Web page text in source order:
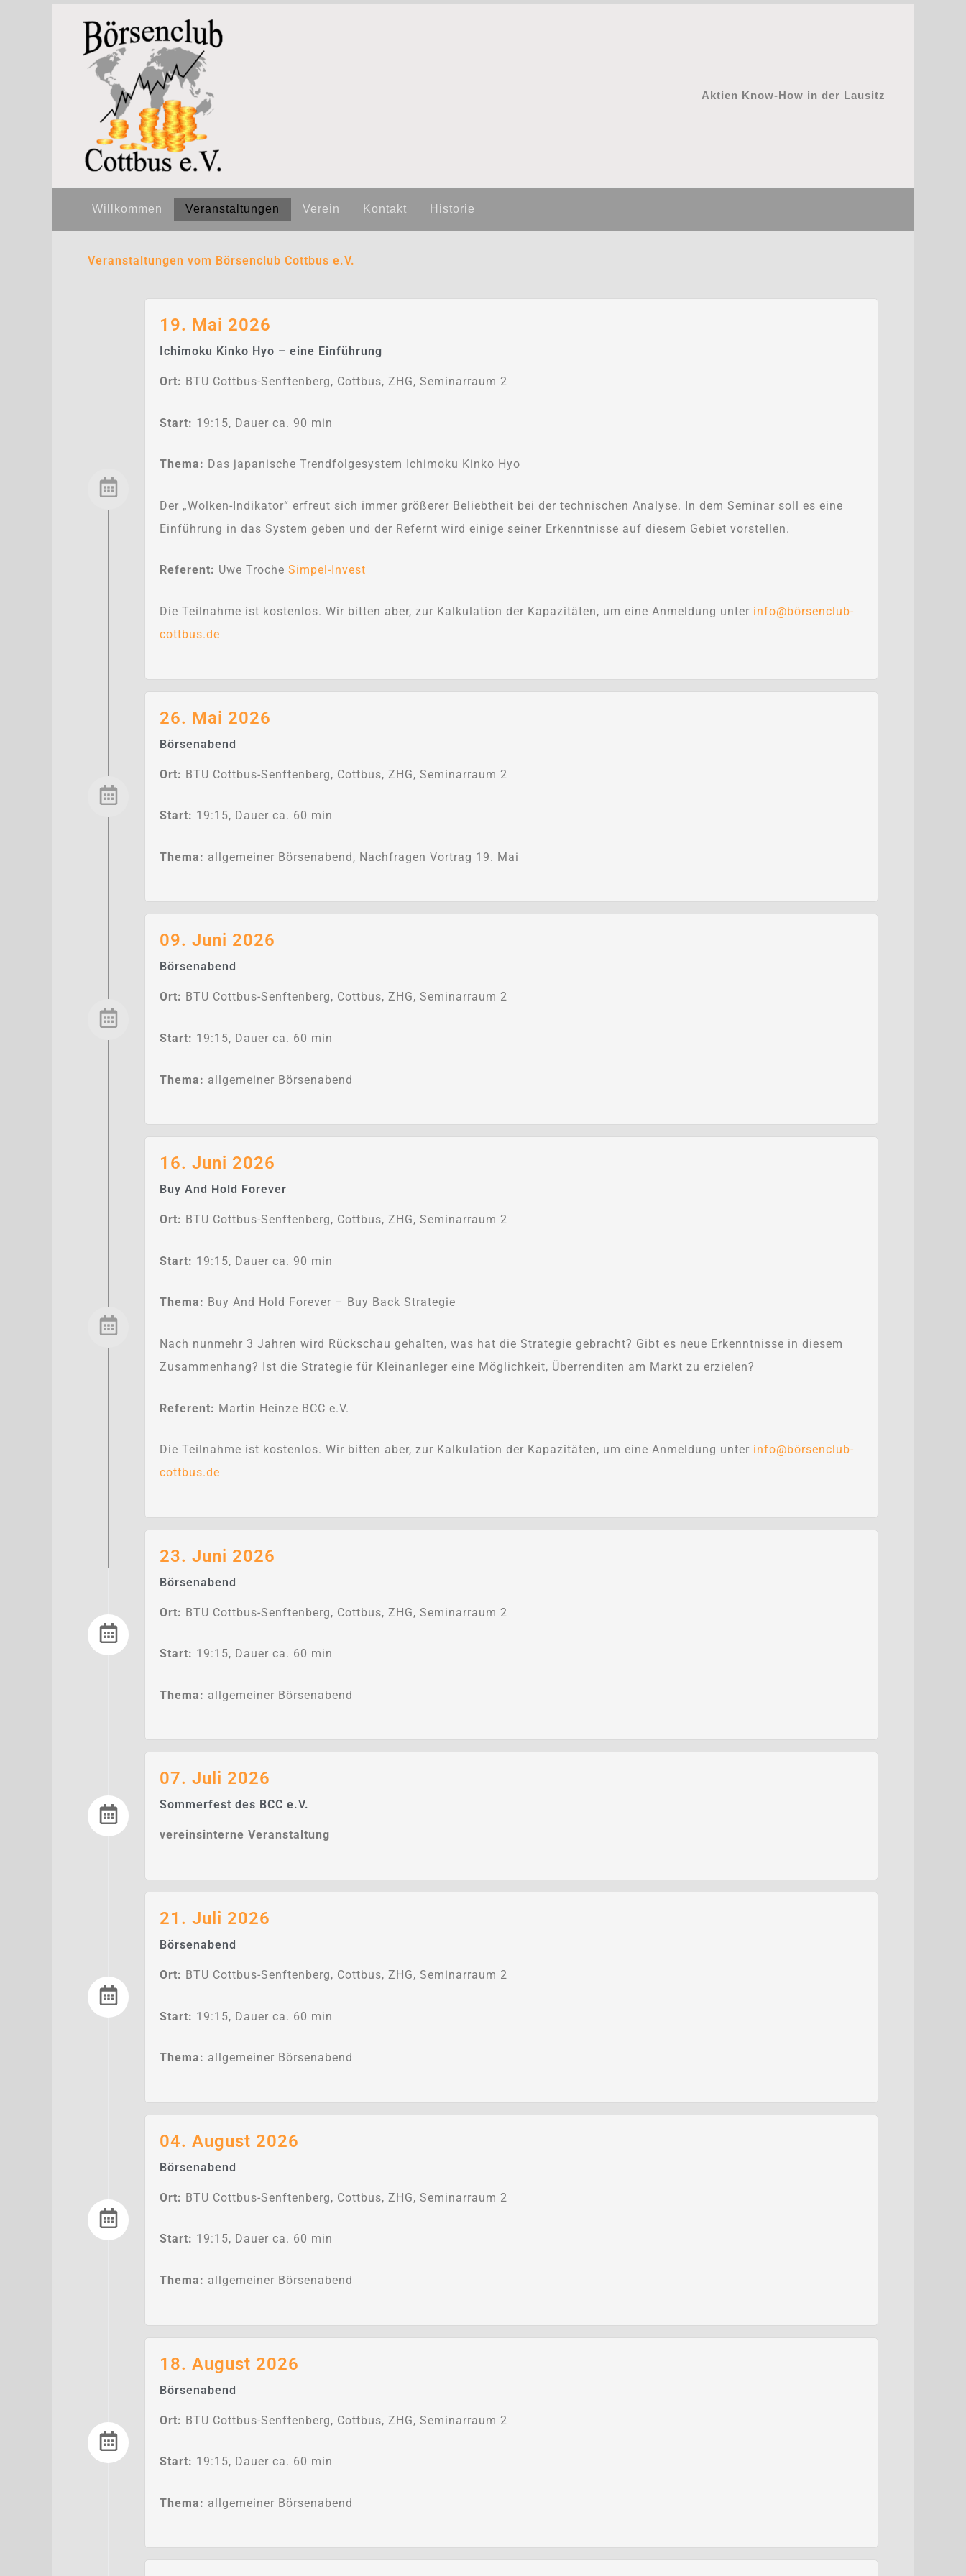
Aktien Know-How in der Lausitz
Willkommen Veranstaltungen Verein Kontakt Historie
Veranstaltungen vom Börsenclub Cottbus e.V.
19. Mai 2026
Ichimoku Kinko Hyo – eine Einführung
Ort: BTU Cottbus-Senftenberg, Cottbus, ZHG, Seminarraum 2
Start: 19:15, Dauer ca. 90 min
Thema: Das japanische Trendfolgesystem Ichimoku Kinko Hyo
Der „Wolken-Indikator“ erfreut sich immer größerer Beliebtheit bei der technischen Analyse. In dem Seminar soll es eine
Einführung in das System geben und der Refernt wird einige seiner Erkenntnisse auf diesem Gebiet vorstellen.
Referent: Uwe Troche Simpel-Invest
Die Teilnahme ist kostenlos. Wir bitten aber, zur Kalkulation der Kapazitäten, um eine Anmeldung unter info@börsenclub-
cottbus.de
26. Mai 2026
Börsenabend
Ort: BTU Cottbus-Senftenberg, Cottbus, ZHG, Seminarraum 2
Start: 19:15, Dauer ca. 60 min
Thema: allgemeiner Börsenabend, Nachfragen Vortrag 19. Mai
09. Juni 2026
Börsenabend
Ort: BTU Cottbus-Senftenberg, Cottbus, ZHG, Seminarraum 2
Start: 19:15, Dauer ca. 60 min
Thema: allgemeiner Börsenabend
16. Juni 2026
Buy And Hold Forever
Ort: BTU Cottbus-Senftenberg, Cottbus, ZHG, Seminarraum 2
Start: 19:15, Dauer ca. 90 min
Thema: Buy And Hold Forever – Buy Back Strategie
Nach nunmehr 3 Jahren wird Rückschau gehalten, was hat die Strategie gebracht? Gibt es neue Erkenntnisse in diesem
Zusammenhang? Ist die Strategie für Kleinanleger eine Möglichkeit, Überrenditen am Markt zu erzielen?
Referent: Martin Heinze BCC e.V.
Die Teilnahme ist kostenlos. Wir bitten aber, zur Kalkulation der Kapazitäten, um eine Anmeldung unter info@börsenclub-
cottbus.de
23. Juni 2026
Börsenabend
Ort: BTU Cottbus-Senftenberg, Cottbus, ZHG, Seminarraum 2
Start: 19:15, Dauer ca. 60 min
Thema: allgemeiner Börsenabend
07. Juli 2026
Sommerfest des BCC e.V.
vereinsinterne Veranstaltung
21. Juli 2026
Börsenabend
Ort: BTU Cottbus-Senftenberg, Cottbus, ZHG, Seminarraum 2
Start: 19:15, Dauer ca. 60 min
Thema: allgemeiner Börsenabend
04. August 2026
Börsenabend
Ort: BTU Cottbus-Senftenberg, Cottbus, ZHG, Seminarraum 2
Start: 19:15, Dauer ca. 60 min
Thema: allgemeiner Börsenabend
18. August 2026
Börsenabend
Ort: BTU Cottbus-Senftenberg, Cottbus, ZHG, Seminarraum 2
Start: 19:15, Dauer ca. 60 min
Thema: allgemeiner Börsenabend